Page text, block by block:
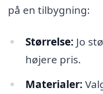
på en tilbygning:
Størrelse: Jo
højere pris.
Materialer: